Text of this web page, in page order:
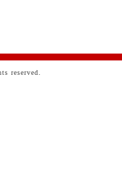
reserved.